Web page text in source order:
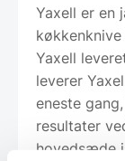
Yaxell er en
Yaxell
leverer
eneste
resultater
hovedsæde